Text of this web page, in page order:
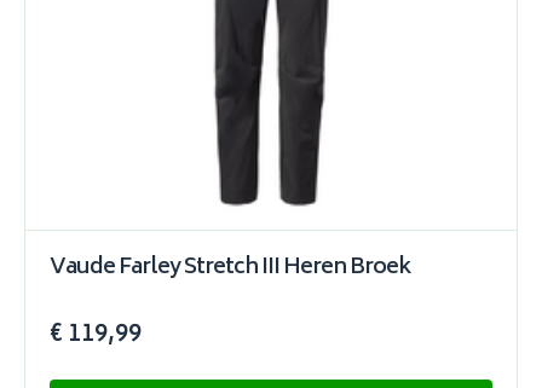
Vaude Farley Stretch III Heren Broek
€ 119,99